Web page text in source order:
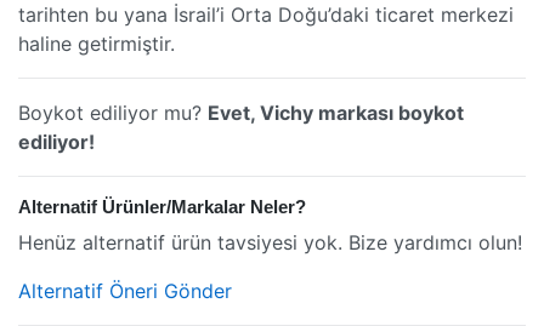
tarihten bu yana İsrail’i Orta Doğu’daki ticaret merkezi
haline getirmiştir.
Boykot ediliyor mu? Evet, Vichy markası boykot
ediliyor!
Alternatif Ürünler/Markalar Neler?
Henüz alternatif ürün tavsiyesi yok. Bize yardımcı olun!
Alternatif Öneri Gönder